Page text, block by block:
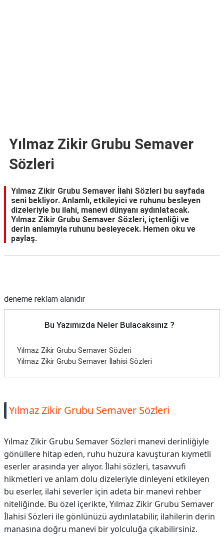
Yılmaz Zikir Grubu Semaver
Sözleri
Yılmaz Zikir Grubu Semaver İlahi Sözleri bu sayfada
seni bekliyor. Anlamlı, etkileyici ve ruhunu besleyen
dizeleriyle bu ilahi, manevi dünyanı aydınlatacak.
Yılmaz Zikir Grubu Semaver Sözleri, içtenliği ve
derin anlamıyla ruhunu besleyecek. Hemen oku ve
paylaş.
deneme reklam alanıdır
Bu Yazımızda Neler Bulacaksınız ?
Yılmaz Zikir Grubu Semaver Sözleri
Yılmaz Zikir Grubu Semaver İlahisi Sözleri
Yılmaz Zikir Grubu Semaver Sözleri
Yılmaz Zikir Grubu Semaver Sözleri manevi derinliğiyle
gönüllere hitap eden, ruhu huzura kavuşturan kıymetli
eserler arasında yer alıyor. İlahi sözleri, tasavvufi
hikmetleri ve anlam dolu dizeleriyle dinleyeni etkileyen
bu eserler, ilahi severler için adeta bir manevi rehber
niteliğinde. Bu özel içerikte, Yılmaz Zikir Grubu Semaver
İlahisi Sözleri ile gönlünüzü aydınlatabilir, ilahilerin derin
manasına doğru manevi bir yolculuğa çıkabilirsiniz.